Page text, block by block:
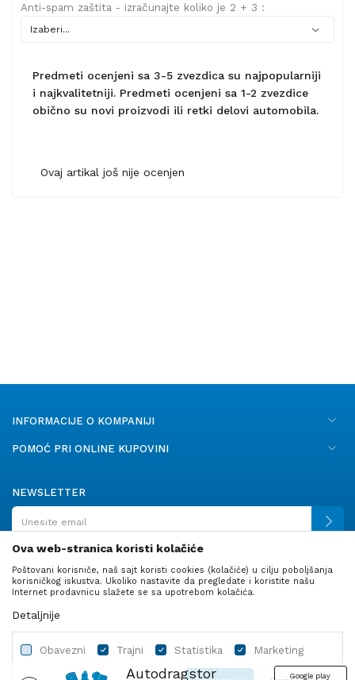
Autodragstor Google play
Anti-spam zaštita - izračunajte koliko je 2 + 3 :
Predmeti ocenjeni sa 3-5 zvezdica su najpopularniji
i najkvalitetniji. Predmeti ocenjeni sa 1-2 zvezdice
obično su novi proizvodi ili retki delovi automobila.
Ovaj artikal još nije ocenjen
INFORMACIJE O KOMPANIJI
POMOĆ PRI ONLINE KUPOVINI
NEWSLETTER
PRATITE NAS
Ova web-stranica koristi kolačiće
Poštovani korisniče, naš sajt koristi cookies (kolačiće) u cilju poboljšanja
korisničkog iskustva. Ukoliko nastavite da pregledate i koristite našu
Internet prodavnicu slažete se sa upotrebom kolačića.
Detaljnije
Obavezni Trajni Statistika Marketing